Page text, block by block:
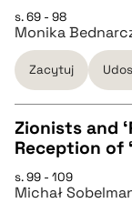
pobierz cytat
BIBTEX
pobierz cytat
s. 69 - 98
Monika
Zacytuj
CZYSTY TEKST
Zionists and
Reception of
s. 99 - 109
Michał